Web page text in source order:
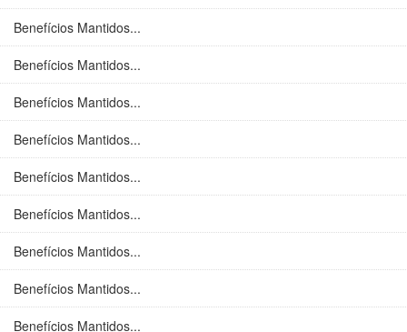
Benefícios Mantidos...
Benefícios Mantidos...
Benefícios Mantidos...
Benefícios Mantidos...
Benefícios Mantidos...
Benefícios Mantidos...
Benefícios Mantidos...
Benefícios Mantidos...
Benefícios Mantidos...